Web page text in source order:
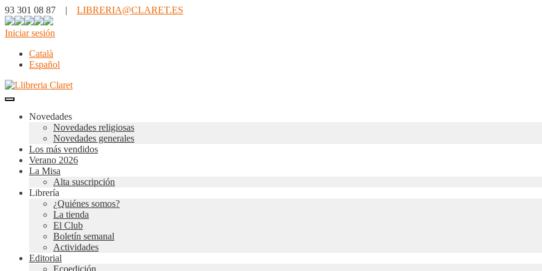
93 301 08 87 | LIBRERIA@CLARET.ES
Iniciar sesión
Català
Español
Novedades
Novedades religiosas
Novedades generales
Los más vendidos
Verano 2026
La Misa
Alta suscripción
Librería
¿Quiénes somos?
La tienda
El Club
Boletín semanal
Actividades
Editorial
Ecoedición